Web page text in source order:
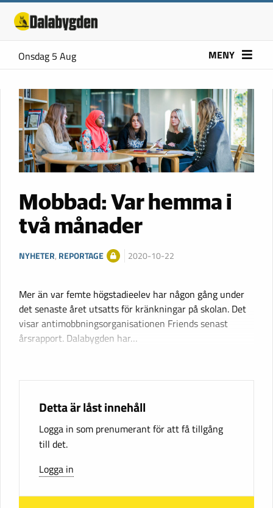
Onsdag 5 Aug MENY
Mobbad: Var hemma i
två månader
NYHETER, REPORTAGE 2020-10-22
Mer än var femte högstadieelev har någon gång under
det senaste året utsatts för kränkningar på skolan. Det
visar antimobbnings­organisationen Friends senast
årsrapport. Dalabygden har…
Detta är låst innehåll
Logga in som prenumerant för att få tillgång
till det.
Logga in